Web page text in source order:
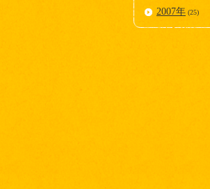
2007年 (25)